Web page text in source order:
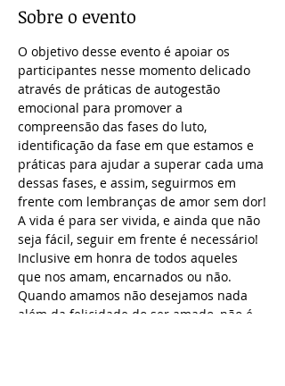
Sobre o evento
O objetivo desse evento é apoiar os
participantes nesse momento delicado
através de práticas de autogestão
emocional para promover a
compreensão das fases do luto,
identificação da fase em que estamos e
práticas para ajudar a superar cada uma
dessas fases, e assim, seguirmos em
frente com lembranças de amor sem dor!
A vida é para ser vivida, e ainda que não
seja fácil, seguir em frente é necessário!
Inclusive em honra de todos aqueles
que nos amam, encarnados ou não.
Quando amamos não desejamos nada
além da felicidade do ser amado, não é